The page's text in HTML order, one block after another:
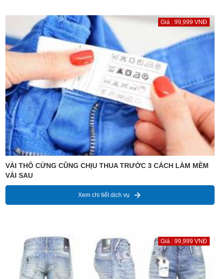
Giá : 99,999 VNĐ
VẢI THÔ CỨNG CŨNG CHỊU THUA TRƯỚC 3 CÁCH LÀM MỀM
VẢI SAU
Xem chi tiết dịch vụ
Giá : 99,999 VNĐ